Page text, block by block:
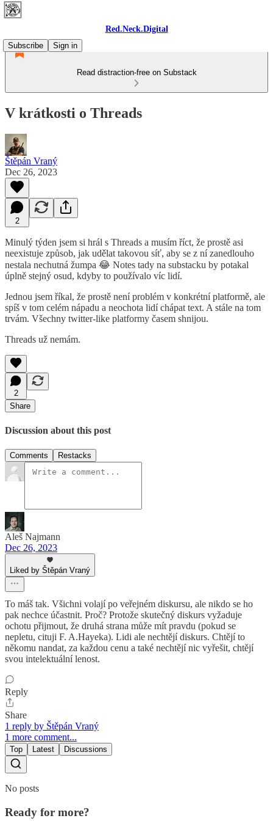
Red.Neck.Digital
Subscribe
Sign in
Read distraction-free on Substack
V krátkosti o Threads
Štěpán Vraný
Dec 26, 2023
2
Minulý týden jsem si hrál s Threads a musím říct, že prostě asi
neexistuje způsob, jak udělat takovou síť, aby se z ní zanedlouho
nestala nechutná žumpa 😂 Notes tady na substacku by potakal
úplně stejný osud, kdyby to používalo víc lidí.
Jednou jsem říkal, že prostě není problém v konkrétní platformě, ale
spíš v tom celém nápadu a neochota lidí chápat text. A stále na tom
trvám. Všechny twitter-like platformy časem shnijou.
Threads už nemám.
2
Share
Discussion about this post
Comments Restacks
Aleš Najmann
Dec 26, 2023
Liked by Štěpán Vraný
To máš tak. Všichni volají po veřejném diskursu, ale nikdo se ho
pak nechce účastnit. Proč? Protože skutečný diskurs vyžaduje
ochotu přijmout, že druhá strana může mít pravdu (pokud se
nepletu, cituji F. A.Hayeka). Lidi ale nechtějí diskurs. Chtějí to
někomu nandat, za každou cenu a také nechtějí nic vyřešit, chtějí
svou intelektuální lenost.
Reply
Share
1 reply by Štěpán Vraný
1 more comment...
Top Latest Discussions
No posts
Ready for more?